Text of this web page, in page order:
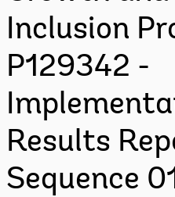
Inclusion
P129342 -
Results
Sequence